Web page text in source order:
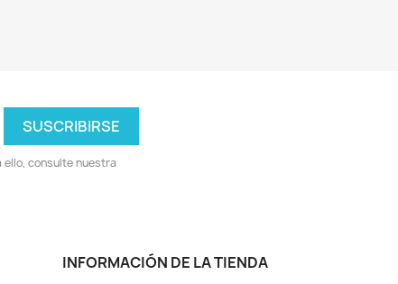
ello, consulte nuestra
INFORMACIÓN DE LA TIENDA